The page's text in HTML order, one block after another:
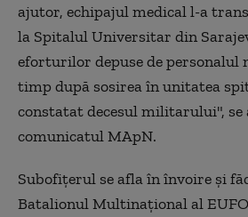
ajutor, echipajul medical l-a
la Spitalul Universitar din
eforturilor depuse de personalul
timp după sosirea în unitatea
constatat decesul militarului", se
comunicatul MApN.
Subofiţerul se afla în învoire şi
Batalionul Multinaţional al